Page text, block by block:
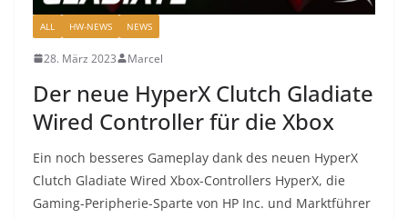
ALL HW-NEWS NEWS
28. März 2023 Marcel
Der neue HyperX Clutch Gladiate
Wired Controller für die Xbox
Ein noch besseres Gameplay dank des neuen HyperX
Clutch Gladiate Wired Xbox-Controllers HyperX, die
Gaming-Peripherie-Sparte von HP Inc. und Marktführer